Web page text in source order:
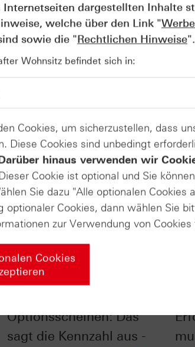
AUGUST
07
Wie lange
07.08.26
Optionsscheinen: Das
sagt die Kennzahl aus -
Internetseiten dargestellten Inhalte
welche über den Link "
sowie die "Rechtlichen Hinweise".
Wohnsitz befindet sich in:
Cookies, um sicherzustellen, dass
Diese Cookies sind unbedingt
hinaus verwenden wir
Cookie ist optional und Sie
Sie dazu "Alle optionalen Cookies
optionaler Cookies, dann wählen Sie
zur Verwendung von Cookies
Cookies